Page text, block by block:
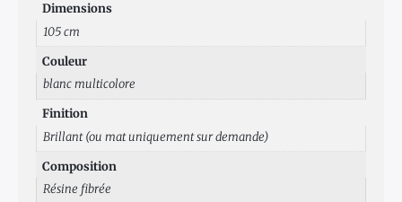
Dimensions
105 cm
Couleur
blanc multicolore
Finition
Brillant (ou mat uniquement sur demande)
Composition
Résine fibrée